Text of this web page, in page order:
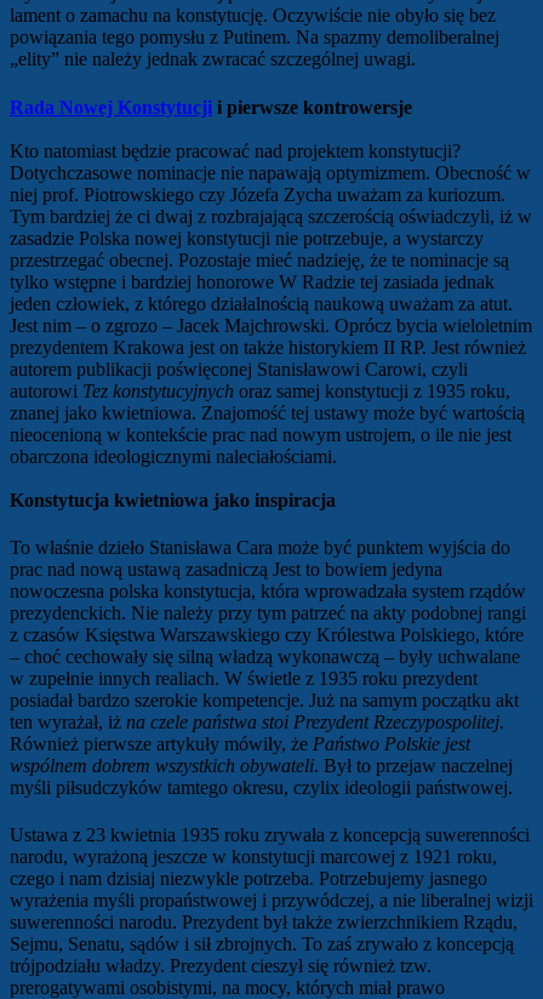
lament o zamachu na konstytucję. Oczywiście nie obyło się bez
powiązania tego pomysłu z Putinem. Na spazmy demoliberalnej
„elity” nie należy jednak zwracać szczególnej uwagi.
Rada Nowej Konstytucji i pierwsze kontrowersje
Kto natomiast będzie pracować nad projektem konstytucji?
Dotychczasowe nominacje nie napawają optymizmem. Obecność w
niej prof. Piotrowskiego czy Józefa Zycha uważam za kuriozum.
Tym bardziej że ci dwaj z rozbrajającą szczerością oświadczyli, iż w
zasadzie Polska nowej konstytucji nie potrzebuje, a wystarczy
przestrzegać obecnej. Pozostaje mieć nadzieję, że te nominacje są
tylko wstępne i bardziej honorowe W Radzie tej zasiada jednak
jeden człowiek, z którego działalnością naukową uważam za atut.
Jest nim – o zgrozo – Jacek Majchrowski. Oprócz bycia wieloletnim
prezydentem Krakowa jest on także historykiem II RP. Jest również
autorem publikacji poświęconej Stanisławowi Carowi, czyli
autorowi Tez konstytucyjnych oraz samej konstytucji z 1935 roku,
znanej jako kwietniowa. Znajomość tej ustawy może być wartością
nieocenioną w kontekście prac nad nowym ustrojem, o ile nie jest
obarczona ideologicznymi naleciałościami.
Konstytucja kwietniowa jako inspiracja
To właśnie dzieło Stanisława Cara może być punktem wyjścia do
prac nad nową ustawą zasadniczą Jest to bowiem jedyna
nowoczesna polska konstytucja, która wprowadzała system rządów
prezydenckich. Nie należy przy tym patrzeć na akty podobnej rangi
z czasów Księstwa Warszawskiego czy Królestwa Polskiego, które
– choć cechowały się silną władzą wykonawczą – były uchwalane
w zupełnie innych realiach. W świetle z 1935 roku prezydent
posiadał bardzo szerokie kompetencje. Już na samym początku akt
ten wyrażał, iż na czele państwa stoi Prezydent Rzeczypospolitej.
Również pierwsze artykuły mówiły, że Państwo Polskie jest
wspólnem dobrem wszystkich obywateli. Był to przejaw naczelnej
myśli piłsudczyków tamtego okresu, czylix ideologii państwowej.
Ustawa z 23 kwietnia 1935 roku zrywała z koncepcją suwerenności
narodu, wyrażoną jeszcze w konstytucji marcowej z 1921 roku,
czego i nam dzisiaj niezwykle potrzeba. Potrzebujemy jasnego
wyrażenia myśli propaństwowej i przywódczej, a nie liberalnej wizji
suwerenności narodu. Prezydent był także zwierzchnikiem Rządu,
Sejmu, Senatu, sądów i sił zbrojnych. To zaś zrywało z koncepcją
trójpodziału władzy. Prezydent cieszył się również tzw.
prerogatywami osobistymi, na mocy, których miał prawo